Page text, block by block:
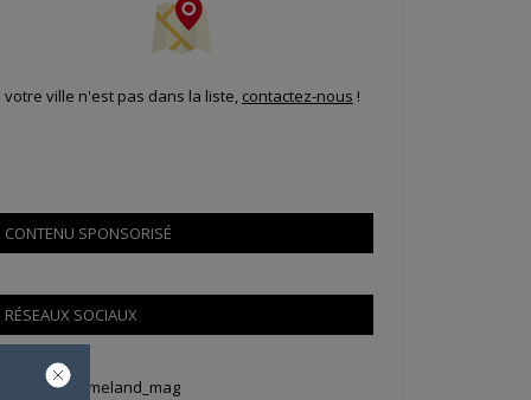
votre ville n'est pas dans la liste, contactez-nous !
CONTENU SPONSORISÉ
RÉSEAUX SOCIAUX
Tweets by Animeland_mag